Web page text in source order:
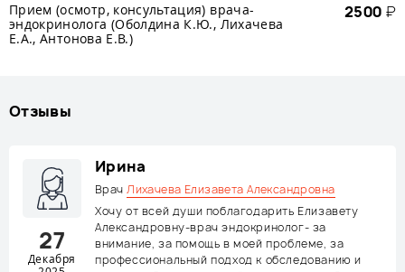
Прием (осмотр, консультация) врача-
эндокринолога (Оболдина К.Ю., Лихачева
Е.А., Антонова Е.В.)
2500 ₽
Отзывы
27
Декабря
Ирина
ВрачЛихачева Елизавета Александровна
Хочу от всей души поблагодарить Елизавету
Александровну-врач эндокринолог- за
внимание, за помощь в моей проблеме, за
профессиональный подход к обследованию и